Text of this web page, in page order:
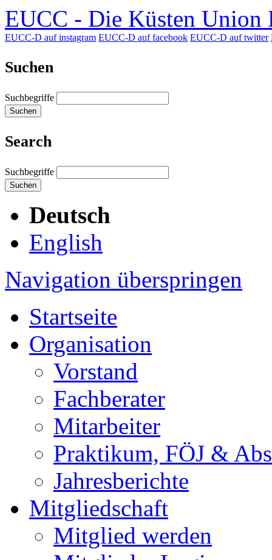
EUCC - Die Küsten Union
EUCC-D auf instagram EUCC-D auf facebook EUCC-D auf twitter
Suchen
Suchbegriffe
Suchen
Search
Suchbegriffe
Suchen
Deutsch
English
Navigation überspringen
Startseite
Organisation
Vorstand
Fachberater
Mitarbeiter
Praktikum, FÖJ &
Jahresberichte
Mitgliedschaft
Mitglied werden